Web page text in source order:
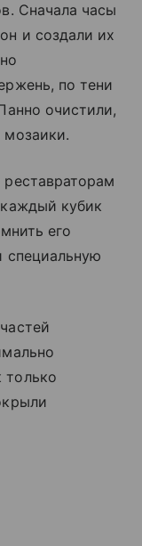
Сначала часы
и создали их
по тени
очистили,
кубик
его
специальную